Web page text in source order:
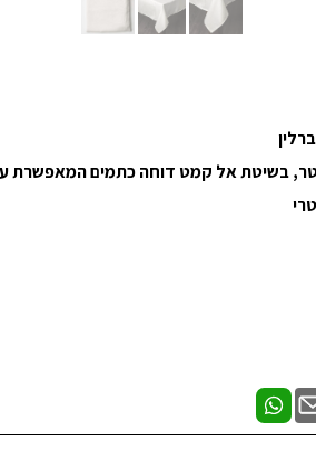
בשיטת אל קמט דוחה כתמים המאפשרת